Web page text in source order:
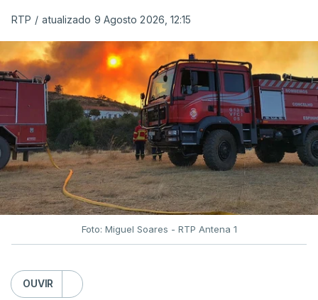
RTP / atualizado 9 Agosto 2026, 12:15
Foto: Miguel Soares - RTP Antena 1
OUVIR